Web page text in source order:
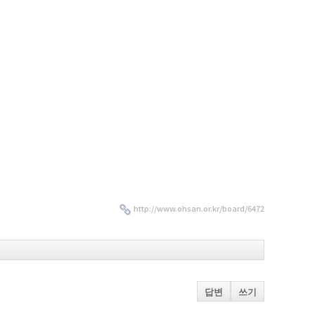
http://www.ohsan.or.kr/board/6472
답변 쓰기